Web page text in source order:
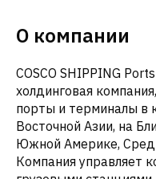
О компании
COSCO SHIPPING
холдинговая
порты и терминалы в
Восточной Азии, на
Южной Америке,
Компания управляет